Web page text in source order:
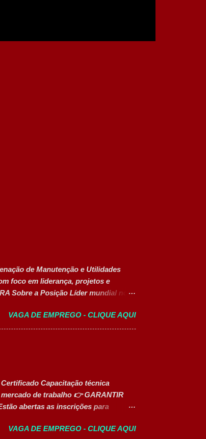
de Manutenção e Utilidades
foco em liderança, projetos e
Sobre a Posição Líder mundial no
A posição tem como foco garantir a
gestão otimizada de recursos
melhoria contínua da planta
a manutenção eficiente dos
operacional dos processos
VAGA DE EMPREGO - CLIQUE AQUI
Capacitação técnica
de trabalho 👉 GARANTIR
abertas as inscrições para
Além do aprendizado prático
VAGA DE EMPREGO - CLIQUE AQUI